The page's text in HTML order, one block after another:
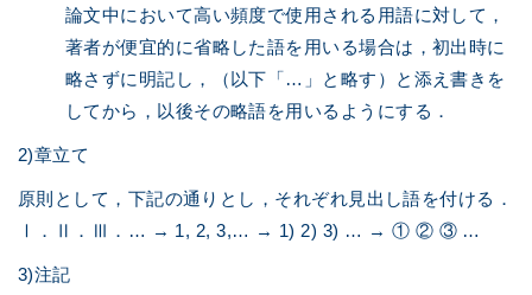
論文中において高い頻度で使用される用語に対して，
著者が便宜的に省略した語を用いる場合は，初出時に
略さずに明記し，（以下「…」と略す）と添え書きを
してから，以後その略語を用いるようにする．
2)章立て
原則として，下記の通りとし，それぞれ見出し語を付ける．
Ⅰ．Ⅱ．Ⅲ．… → 1, 2, 3,… → 1) 2) 3) … → ① ② ③ …
3)注記